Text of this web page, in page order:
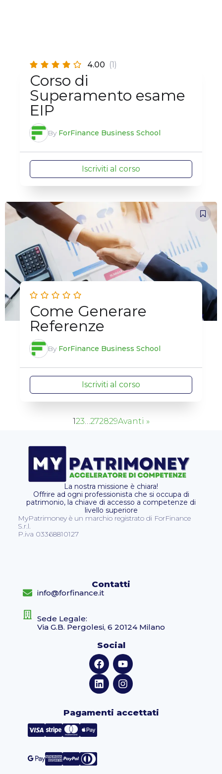
4.00 (1)
Corso di
Superamento esame
EIP
By ForFinance Business School
Iscriviti al corso
Come Generare
Referenze
By ForFinance Business School
Iscriviti al corso
123…272829Avanti »
La nostra missione è chiara!
Offrire ad ogni professionista che si occupa di
patrimonio, la chiave di accesso a competenze di
livello superiore
MyPatrimoney è un marchio registrato di ForFinance
S.r.l.
P.iva 03368810127
Contatti
info@forfinance.it
Sede Legale:
Via G.B. Pergolesi, 6 20124 Milano
Social
Pagamenti accettati